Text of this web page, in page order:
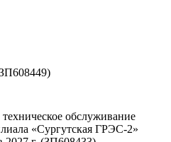
обслуживание
«Сургутская ГРЭС-2»